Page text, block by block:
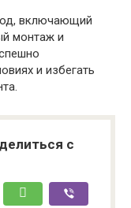
включающий
монтаж и
и избегать
с